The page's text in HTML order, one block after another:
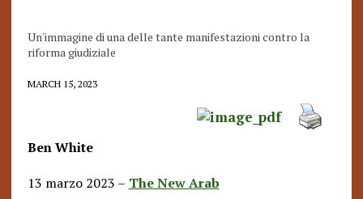
Un'immagine di una delle tante manifestazioni contro la
riforma giudiziale
MARCH 15, 2023
Ben White
13 marzo 2023 – The New Arab